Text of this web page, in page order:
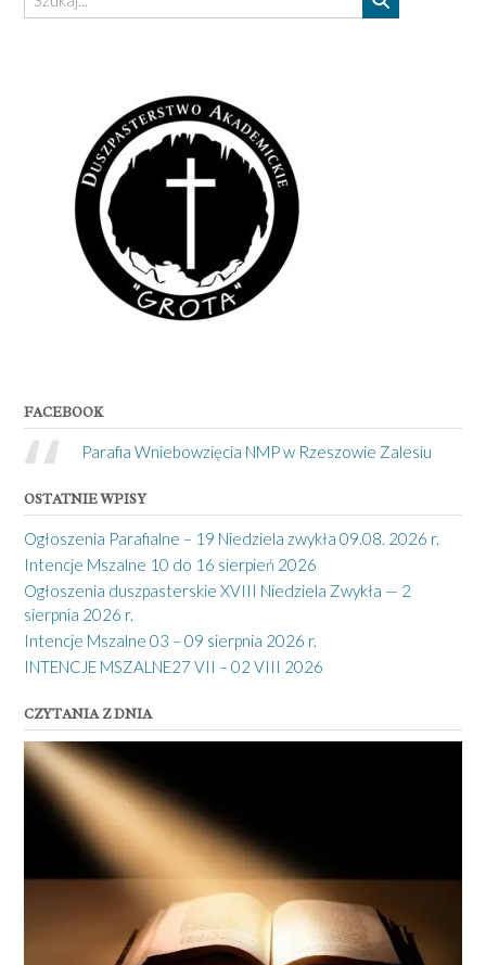
FACEBOOK
Parafia Wniebowzięcia NMP w Rzeszowie Zalesiu
OSTATNIE WPISY
Ogłoszenia Parafialne – 19 Niedziela zwykła 09.08. 2026 r.
Intencje Mszalne 10 do 16 sierpień 2026
Ogłoszenia duszpasterskie XVIII Niedziela Zwykła — 2
sierpnia 2026 r.
Intencje Mszalne 03 – 09 sierpnia 2026 r.
INTENCJE MSZALNE27 VII – 02 VIII 2026
CZYTANIA Z DNIA